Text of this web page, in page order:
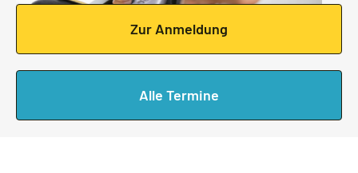
Zur Anmeldung
Alle Termine